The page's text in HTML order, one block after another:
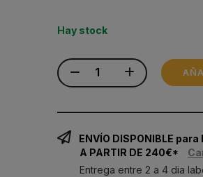
Hay stock
ENVÍO DISPONIBLE
A PARTIR DE 240€*
Entrega entre 2 a 4 dia